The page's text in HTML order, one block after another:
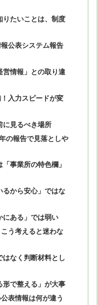
りたいことは、制度
公表システム報告
営情報」との取り違
入力スピードが変
に見るべき場所
の報告で見落としや
事業所の特色欄」
るから安心」ではな
にある」では弱い
う考えると迷わな
なく判断材料とし
形で整える」が大事
表情報は何が違う